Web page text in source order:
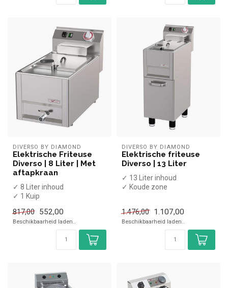
DIVERSO BY DIAMOND
Elektrische Friteuse
Diverso | 8 Liter | Met
aftapkraan
✓ 8 Liter inhoud
✓ 1 Kuip
✓ Tafelmodel
✓ 3 kW
817,00 552,00
Beschikbaarheid laden..
DIVERSO BY DIAMOND
Elektrische friteuse
Diverso | 13 Liter
✓ 13 Liter inhoud
✓ Koude zone
✓ Inclusief f...
1.476,00 1.107,00
Beschikbaarheid laden..